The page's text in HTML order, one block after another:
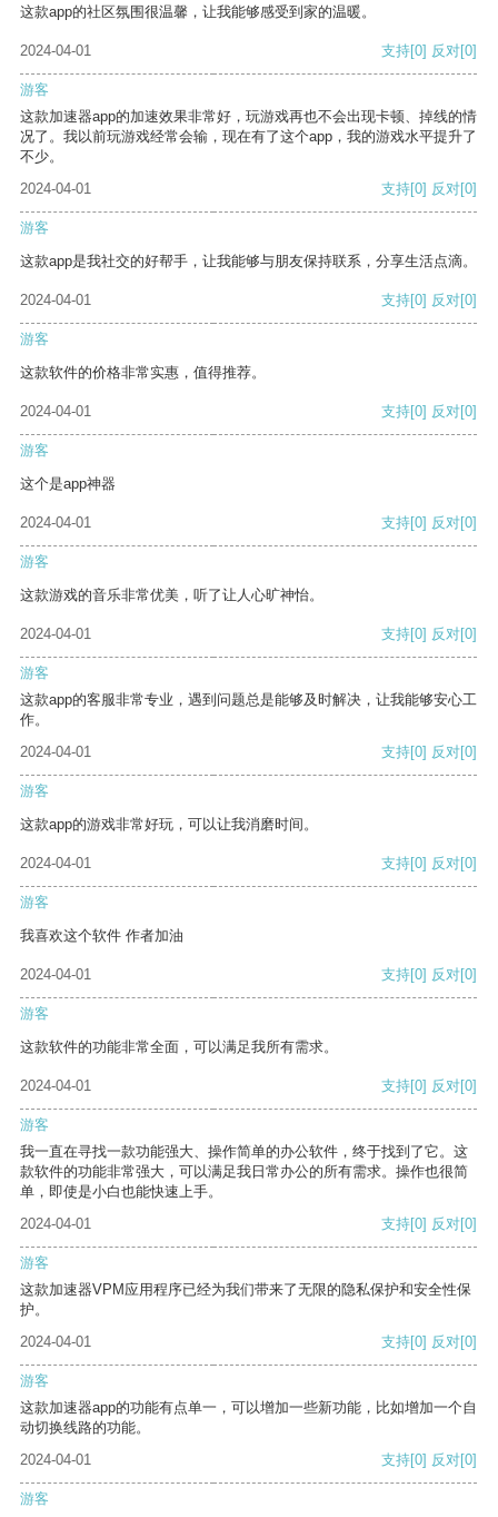
这款app的社区氛围很温馨，让我能够感受到家的温暖。
2024-04-01 支持[0] 反对[0]
游客
这款加速器app的加速效果非常好，玩游戏再也不会出现卡顿、掉线的情
况了。我以前玩游戏经常会输，现在有了这个app，我的游戏水平提升了
不少。
2024-04-01
支持[0] 反对[0]
游客
这款app是我社交的好帮手，让我能够与朋友保持联系，分享生活点滴。
2024-04-01 支持[0] 反对[0]
游客
这款软件的价格非常实惠，值得推荐。
2024-04-01 支持[0] 反对[0]
游客
这个是app神器
2024-04-01 支持[0] 反对[0]
游客
这款游戏的音乐非常优美，听了让人心旷神怡。
2024-04-01 支持[0] 反对[0]
游客
这款app的客服非常专业，遇到问题总是能够及时解决，让我能够安心工
作。
2024-04-01
支持[0] 反对[0]
游客
这款app的游戏非常好玩，可以让我消磨时间。
2024-04-01 支持[0] 反对[0]
游客
我喜欢这个软件 作者加油
2024-04-01 支持[0] 反对[0]
游客
这款软件的功能非常全面，可以满足我所有需求。
2024-04-01 支持[0] 反对[0]
游客
我一直在寻找一款功能强大、操作简单的办公软件，终于找到了它。这
款软件的功能非常强大，可以满足我日常办公的所有需求。操作也很简
单，即使是小白也能快速上手。
2024-04-01
支持[0] 反对[0]
游客
这款加速器VPM应用程序已经为我们带来了无限的隐私保护和安全性保
护。
2024-04-01
支持[0] 反对[0]
游客
这款加速器app的功能有点单一，可以增加一些新功能，比如增加一个自
动切换线路的功能。
2024-04-01
支持[0] 反对[0]
游客